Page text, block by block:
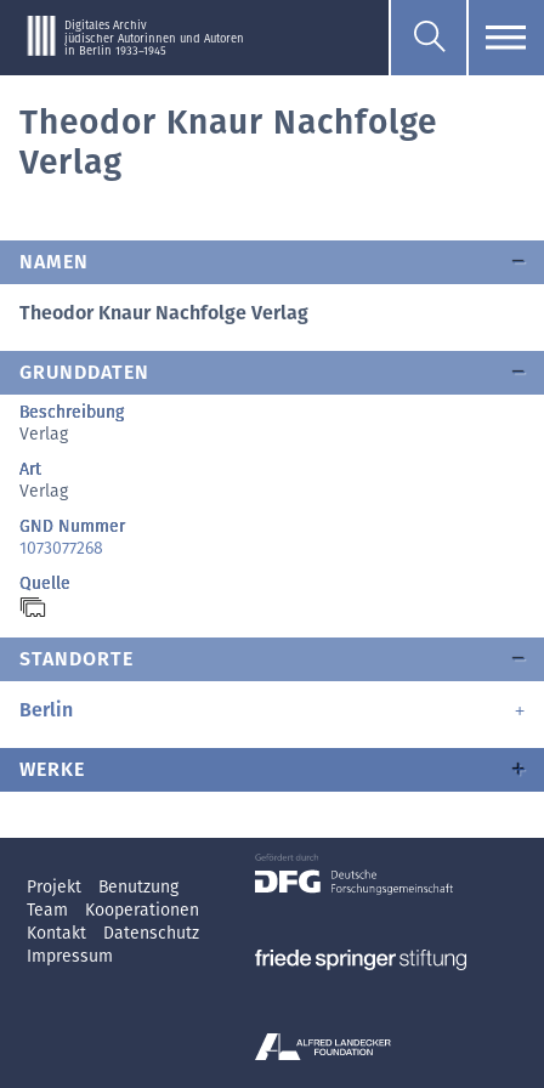
Digitales Archiv
jüdischer Autorinnen und Autoren
in Berlin 1933–1945
Theodor Knaur Nachfolge
Verlag
NAMEN
Theodor Knaur Nachfolge Verlag
GRUNDDATEN
Beschreibung
Verlag
Art
Verlag
GND Nummer
1073077268
Quelle
STANDORTE
Berlin
WERKE
Projekt
Benutzung
Team
Kooperationen
Kontakt
Datenschutz
Impressum